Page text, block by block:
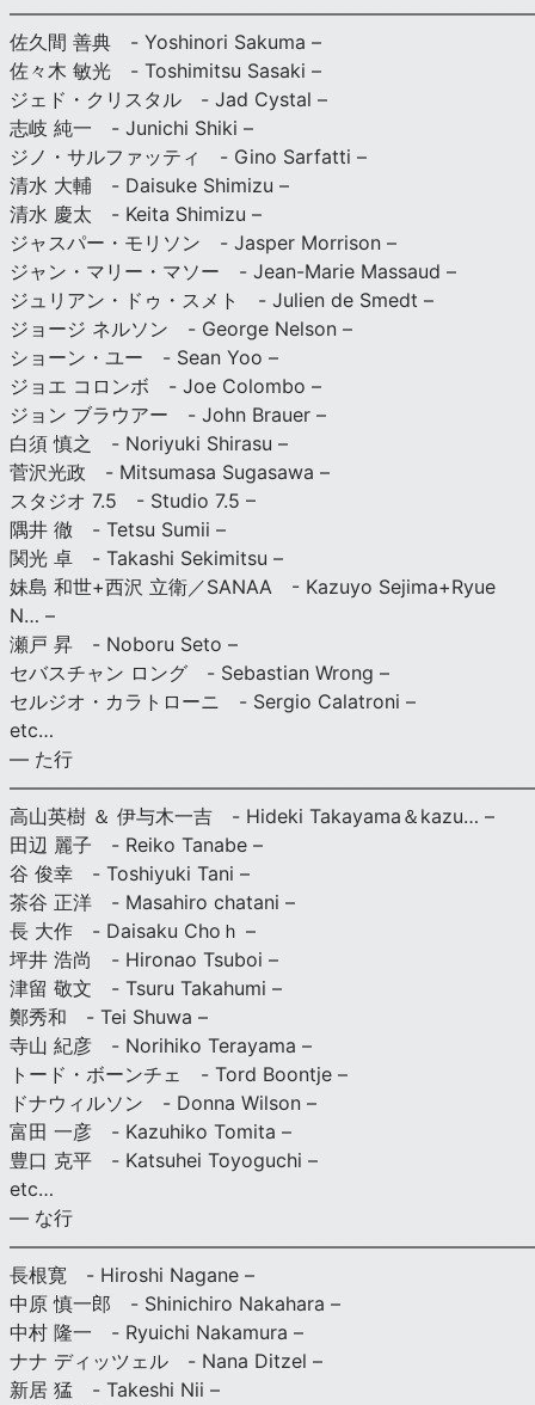
佐久間 善典 - Yoshinori Sakuma –
佐々木 敏光 - Toshimitsu Sasaki –
ジェド・クリスタル - Jad Cystal –
志岐 純一 - Junichi Shiki –
ジノ・サルファッティ - Gino Sarfatti –
清水 大輔 - Daisuke Shimizu –
清水 慶太 - Keita Shimizu –
ジャスパー・モリソン - Jasper Morrison –
ジャン・マリー・マソー - Jean-Marie Massaud –
ジュリアン・ドゥ・スメト - Julien de Smedt –
ジョージ ネルソン - George Nelson –
ショーン・ユー - Sean Yoo –
ジョエ コロンボ - Joe Colombo –
ジョン ブラウアー - John Brauer –
白須 慎之 - Noriyuki Shirasu –
菅沢光政 - Mitsumasa Sugasawa –
スタジオ 7.5 - Studio 7.5 –
隅井 徹 - Tetsu Sumii –
関光 卓 - Takashi Sekimitsu –
妹島 和世+西沢 立衛／SANAA - Kazuyo Sejima+Ryue
N… –
瀬戸 昇 - Noboru Seto –
セバスチャン ロング - Sebastian Wrong –
セルジオ・カラトローニ - Sergio Calatroni –
etc…
— た行
高山英樹 ＆ 伊与木一吉 - Hideki Takayama＆kazu… –
田辺 麗子 - Reiko Tanabe –
谷 俊幸 - Toshiyuki Tani –
茶谷 正洋 - Masahiro chatani –
長 大作 - Daisaku Choｈ –
坪井 浩尚 - Hironao Tsuboi –
津留 敬文 - Tsuru Takahumi –
鄭秀和 - Tei Shuwa –
寺山 紀彦 - Norihiko Terayama –
トード・ボーンチェ - Tord Boontje –
ドナウィルソン - Donna Wilson –
富田 一彦 - Kazuhiko Tomita –
豊口 克平 - Katsuhei Toyoguchi –
etc…
— な行
長根寛 - Hiroshi Nagane –
中原 慎一郎 - Shinichiro Nakahara –
中村 隆一 - Ryuichi Nakamura –
ナナ ディッツェル - Nana Ditzel –
新居 猛 - Takeshi Nii –